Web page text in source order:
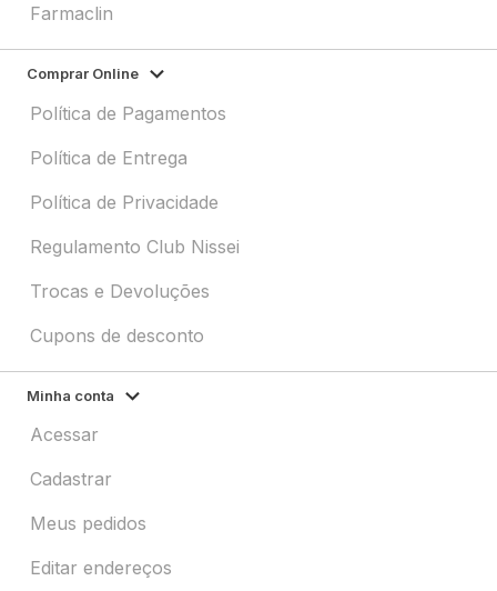
Farmaclin
Comprar Online
Política de Pagamentos
Política de Entrega
Política de Privacidade
Regulamento Club Nissei
Trocas e Devoluções
Cupons de desconto
Minha conta
Acessar
Cadastrar
Meus pedidos
Editar endereços